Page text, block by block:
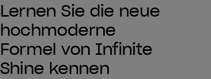
Lernen Sie die neue
hochmoderne
Formel von Infinite
Shine kennen